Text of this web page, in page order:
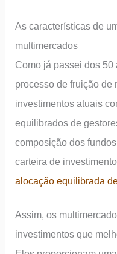
As características de
multimercados
Como já passei dos
processo de fruição de
investimentos atuais
equilibrados de
composição dos
carteira de
alocação equilibrada
Assim, os
investimentos que